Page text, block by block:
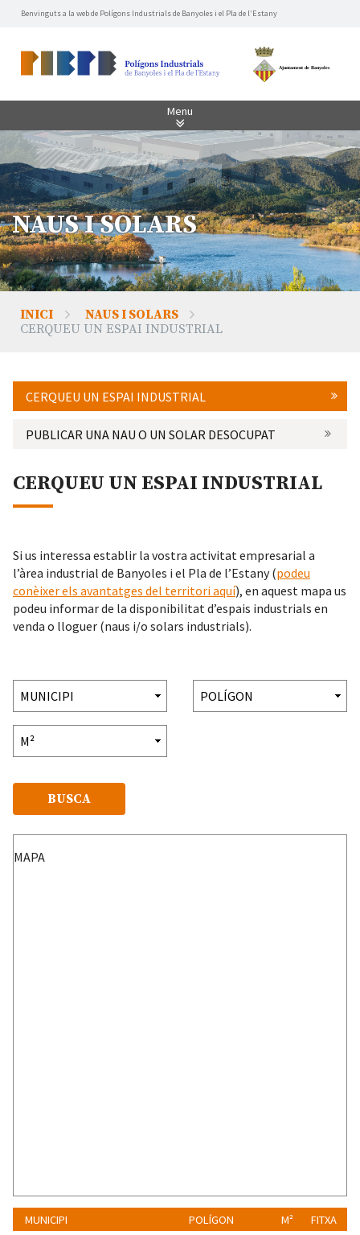
Benvinguts a la web de Polígons Industrials de Banyoles i el Pla de l’Estany
Menu
NAUS I SOLARS
INICI
NAUS I SOLARS
CERQUEU UN ESPAI INDUSTRIAL
CERQUEU UN ESPAI INDUSTRIAL
PUBLICAR UNA NAU O UN SOLAR DESOCUPAT
CERQUEU UN ESPAI INDUSTRIAL
Si us interessa establir la vostra activitat empresarial a
l’àrea industrial de Banyoles i el Pla de l’Estany (podeu
conèixer els avantatges del territori aquí), en aquest mapa us
podeu informar de la disponibilitat d’espais industrials en
venda o lloguer (naus i/o solars industrials).
BUSCA
MAPA
MUNICIPI POLÍGON M²
FITXA